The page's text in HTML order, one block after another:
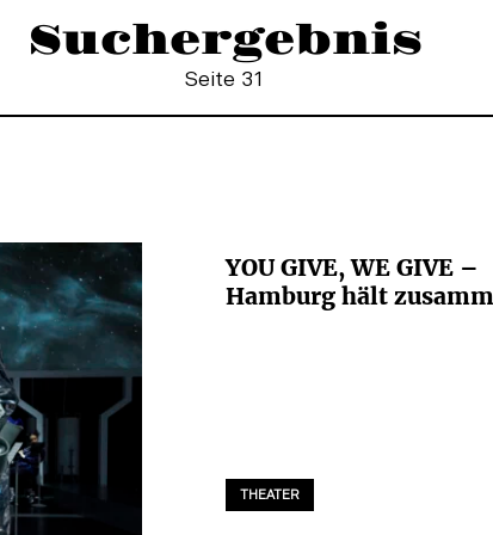
Suchergebnis
Seite 31
YOU GIVE, WE GIVE –
Hamburg hält
THEATER